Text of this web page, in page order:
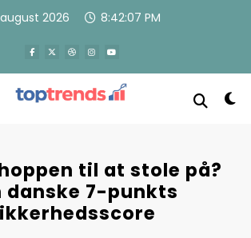
2026 8:42:09 PM
til at stole på?
danske 7-punkts